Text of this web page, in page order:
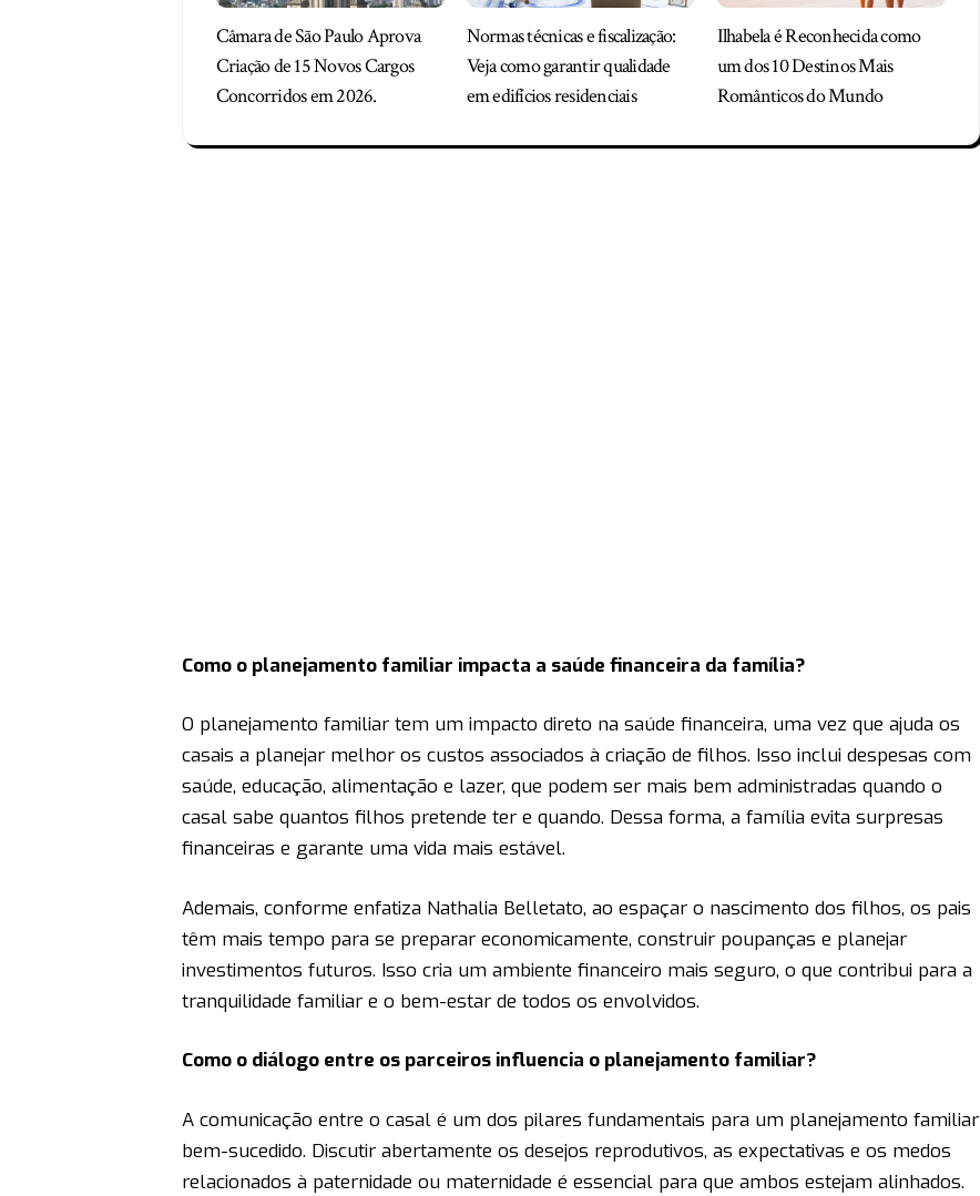
Câmara de São Paulo Aprova
Criação de 15 Novos Cargos
Concorridos em 2026.
Normas técnicas e fiscalização:
Veja como garantir qualidade
em edifícios residenciais
Ilhabela é Reconhecida como
um dos 10 Destinos Mais
Românticos do Mundo
Como o planejamento familiar impacta a saúde financeira da família?
O planejamento familiar tem um impacto direto na saúde financeira, uma vez que ajuda os
casais a planejar melhor os custos associados à criação de filhos. Isso inclui despesas com
saúde, educação, alimentação e lazer, que podem ser mais bem administradas quando o
casal sabe quantos filhos pretende ter e quando. Dessa forma, a família evita surpresas
financeiras e garante uma vida mais estável.
Ademais, conforme enfatiza Nathalia Belletato, ao espaçar o nascimento dos filhos, os pais
têm mais tempo para se preparar economicamente, construir poupanças e planejar
investimentos futuros. Isso cria um ambiente financeiro mais seguro, o que contribui para a
tranquilidade familiar e o bem-estar de todos os envolvidos.
Como o diálogo entre os parceiros influencia o planejamento familiar?
A comunicação entre o casal é um dos pilares fundamentais para um planejamento familiar
bem-sucedido. Discutir abertamente os desejos reprodutivos, as expectativas e os medos
relacionados à paternidade ou maternidade é essencial para que ambos estejam alinhados.